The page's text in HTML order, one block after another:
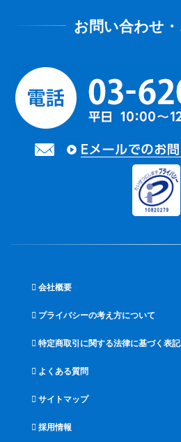
会社概要
プライバシーの考え方について
特定商取引に関する法律に基づく表記
よくある質問
サイトマップ
採用情報